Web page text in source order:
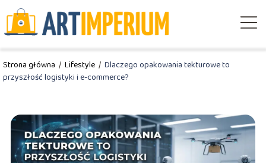
Strona główna / Lifestyle / Dlaczego opakowania tekturowe to
przyszłość logistyki i e-commerce?